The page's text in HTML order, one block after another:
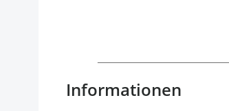
Informationen